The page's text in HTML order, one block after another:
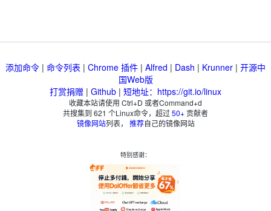
添加命令 | 命令列表 | Chrome 插件 | Alfred | Dash | Krunner | 开源中
国Web版
打赏捐赠 | Github | 短地址：https://git.io/linux
收藏本站请使用 Ctrl+D 或者Command+d
共搜集到 621 个Linux命令，超过50+贡献者
镜像网站列表， 推荐自己的镜像网站
特别感谢：